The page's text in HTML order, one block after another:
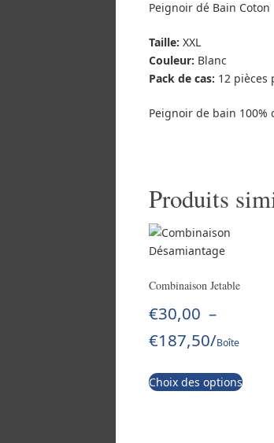
Peignoir dé Bain Coton
Taille: XXL
Couleur: Blanc
Pack de cas: 12 pièces
Peignoir de bain 100%
Produits
Combinaison Jetable
€30,00 –
€187,50/Boîte
Choix des options